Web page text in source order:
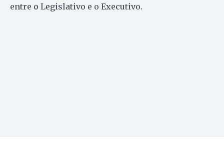
entre o Legislativo e o Executivo.